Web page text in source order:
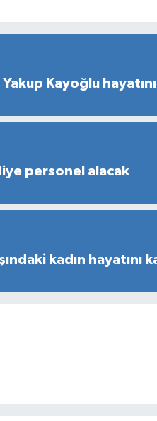
Yakup Kayoğlu
personel alacak
kadın hayatını